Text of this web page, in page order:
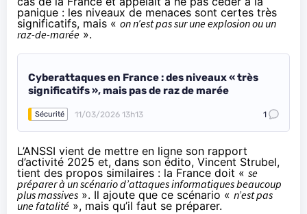
panique : les niveaux de menaces sont certes très
significatifs, mais « on n’est pas sur une explosion ou un
raz-de-marée ».
Cyberattaques en France : des niveaux « très
significatifs », mais pas de raz de marée
Sécurité 11/03/2026 13h13 1
L’ANSSI vient de mettre en ligne son rapport
d’activité 2025 et, dans son édito, Vincent Strubel,
tient des propos similaires : la France doit « se
préparer à un scénario d’attaques informatiques beaucoup
plus massives ». Il ajoute que ce scénario « n’est pas
une fatalité », mais qu’il faut se préparer.